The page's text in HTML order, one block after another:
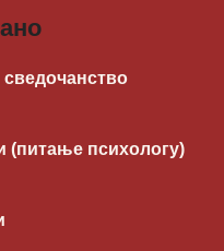
(питање психологу)